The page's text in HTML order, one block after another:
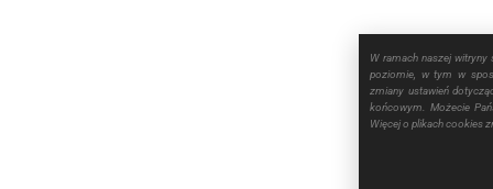
W ramach naszej witryny
poziomie, w tym w
zmiany ustawień
końcowym. Możecie
Więcej o plikach cookies